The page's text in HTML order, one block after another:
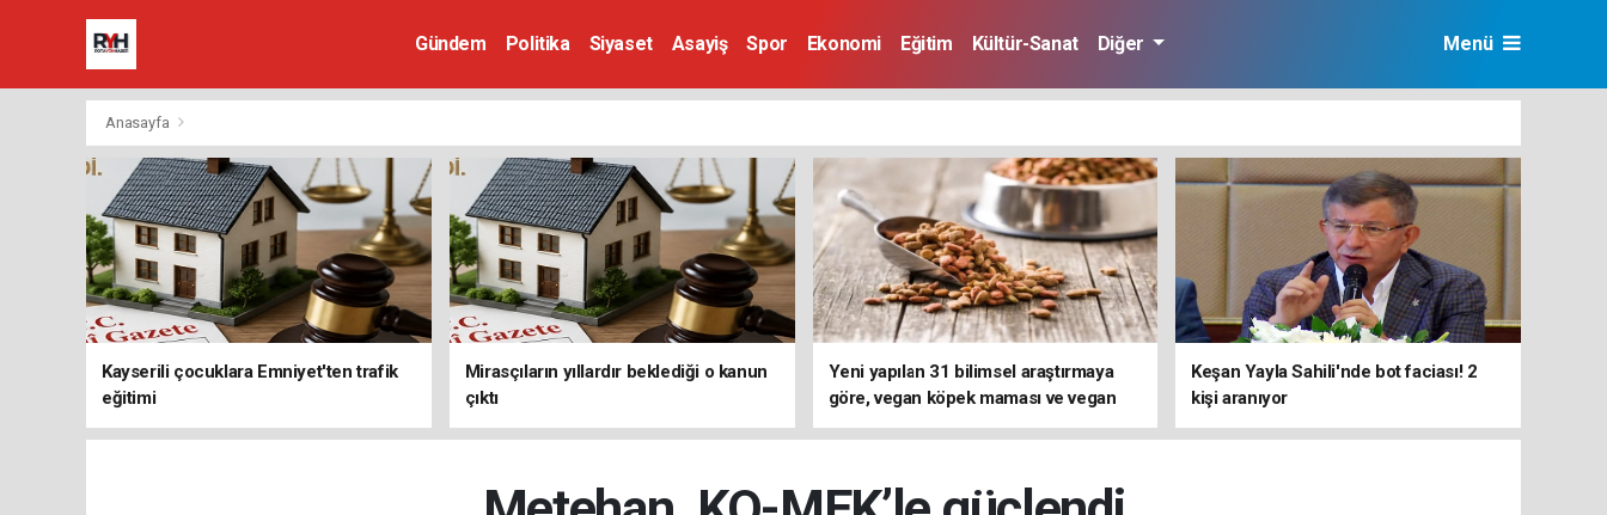
Gündem Politika Siyaset Asayiş Spor Ekonomi Eğitim Kültür-Sanat Diğer Menü
Anasayfa
Kayserili çocuklara Emniyet'ten trafik
eğitimi
Mirasçıların yıllardır beklediği o kanun
çıktı
Yeni yapılan 31 bilimsel araştırmaya
göre, vegan köpek maması ve vegan
kedi mamasının iyi sindirildiğini ortaya
Keşan Yayla Sahili'nde bot faciası! 2
kişi aranıyor